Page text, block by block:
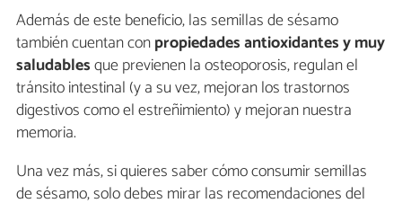
Además de este beneficio, las semillas de sésamo
también cuentan conpropiedades antioxidantes y muy
saludablesque previenen la osteoporosis, regulan el
tránsito intestinal (y a su vez, mejoran los trastornos
digestivos como el estreñimiento) y mejoran nuestra
memoria.
Una vez más, si quieres saber cómo consumir semillas
de sésamo, solo debes mirar las recomendaciones del